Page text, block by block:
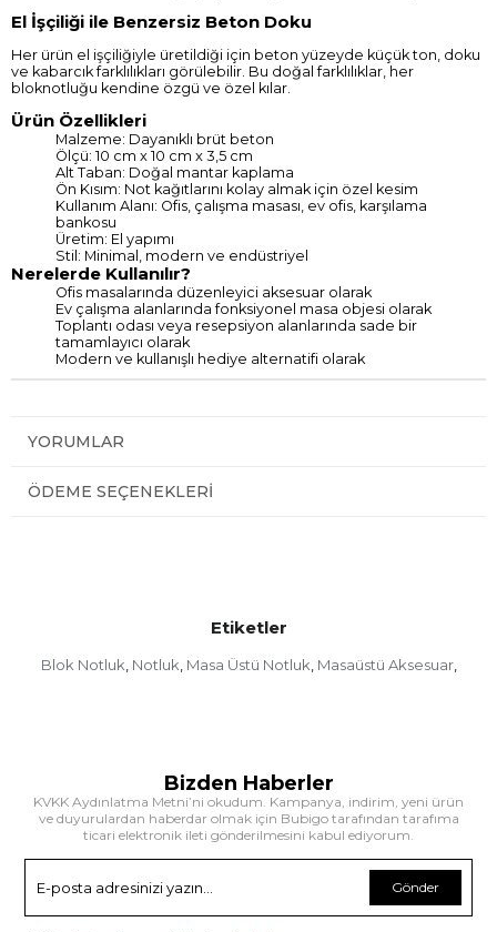
El İşçiliği ile Benzersiz Beton Doku
Her ürün el işçiliğiyle üretildiği için beton yüzeyde küçük ton, doku
ve kabarcık farklılıkları görülebilir. Bu doğal farklılıklar, her
bloknotluğu kendine özgü ve özel kılar.
Ürün Özellikleri
Malzeme: Dayanıklı brüt beton
Ölçü: 10 cm x 10 cm x 3,5 cm
Alt Taban: Doğal mantar kaplama
Ön Kısım: Not kağıtlarını kolay almak için özel kesim
Kullanım Alanı: Ofis, çalışma masası, ev ofis, karşılama
bankosu
Üretim: El yapımı
Stil: Minimal, modern ve endüstriyel
Nerelerde Kullanılır?
Ofis masalarında düzenleyici aksesuar olarak
Ev çalışma alanlarında fonksiyonel masa objesi olarak
Toplantı odası veya resepsiyon alanlarında sade bir
tamamlayıcı olarak
Modern ve kullanışlı hediye alternatifi olarak
YORUMLAR
ÖDEME SEÇENEKLERI
Etiketler
Blok Notluk Notluk Masa Üstü Notluk Masaüstü Aksesuar,
Bizden Haberler
KVKK Aydınlatma Metni’ni okudum. Kampanya, indirim, yeni ürün
ve duyurulardan haberdar olmak için Bubigo tarafından tarafıma
ticari elektronik ileti gönderilmesini kabul ediyorum.
Gönder